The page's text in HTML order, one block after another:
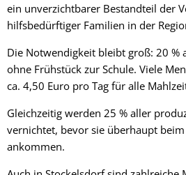
ein unverzichtbarer Bestandteil der
hilfsbedürftiger Familien in der
Die Notwendigkeit bleibt groß: 20 %
ohne Frühstück zur Schule. Viele
ca. 4,50 Euro pro Tag für alle
Gleichzeitig werden 25 % aller
vernichtet, bevor sie überhaupt
ankommen.